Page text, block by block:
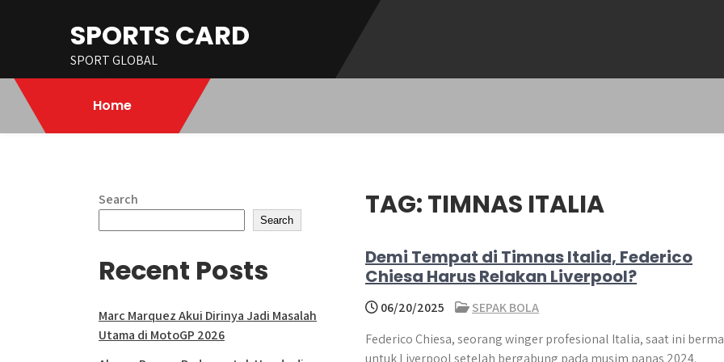
SPORTS CARD
SPORT GLOBAL
Home
TAG:TIMNAS ITALIA
Demi Tempat di Timnas Italia, Federico
Chiesa Harus Relakan Liverpool?
06/20/2025
SEPAK BOLA
Federico Chiesa, seorang winger profesional Italia, saat ini
untuk Liverpool setelah bergabung pada musim panas 2024.
Search
Search
Recent Posts
Marc Marquez Akui Dirinya Jadi Masalah
Utama di MotoGP 2026